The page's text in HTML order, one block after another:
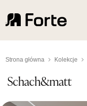
Strona główna Kolekcje
Schach&matt